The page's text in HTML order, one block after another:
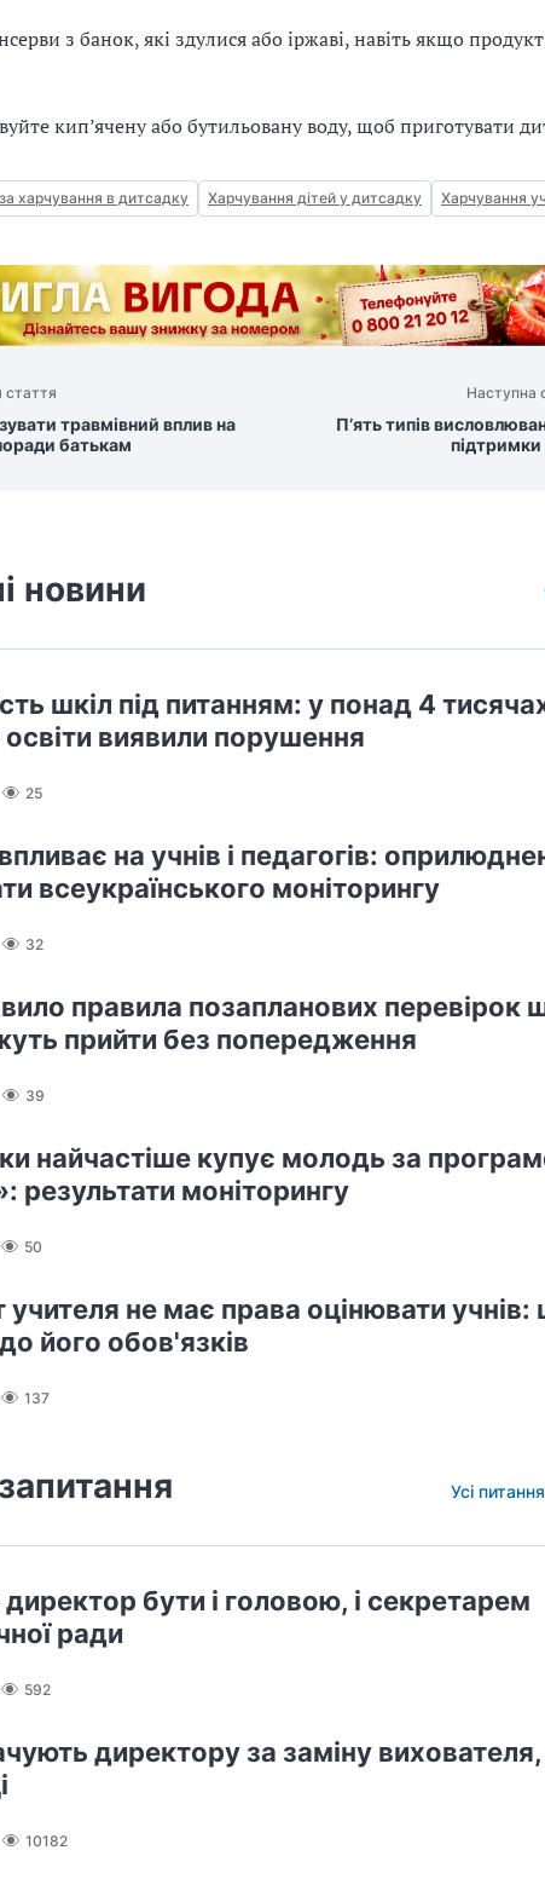
з банок, які здулися або іржаві, навіть якщо
кип’ячену або бутильовану воду, щоб приготувати
харчування в дитсадку Харчування дітей у дитсадку Харчування
стаття
травмівний вплив на
батькам
Наступна
Пʼять типів
підтримки
новини
шкіл під питанням: у понад 4
освіти виявили порушення
25
на учнів і педагогів:
всеукраїнського моніторингу
32
правила позапланових перевірок
прийти без попередження
39
найчастіше купує молодь за
результати моніторингу
50
учителя не має права оцінювати учнів:
його обов'язків
137
Усі питання
бути і головою, і секретарем
ради
592
директору за заміну
10182